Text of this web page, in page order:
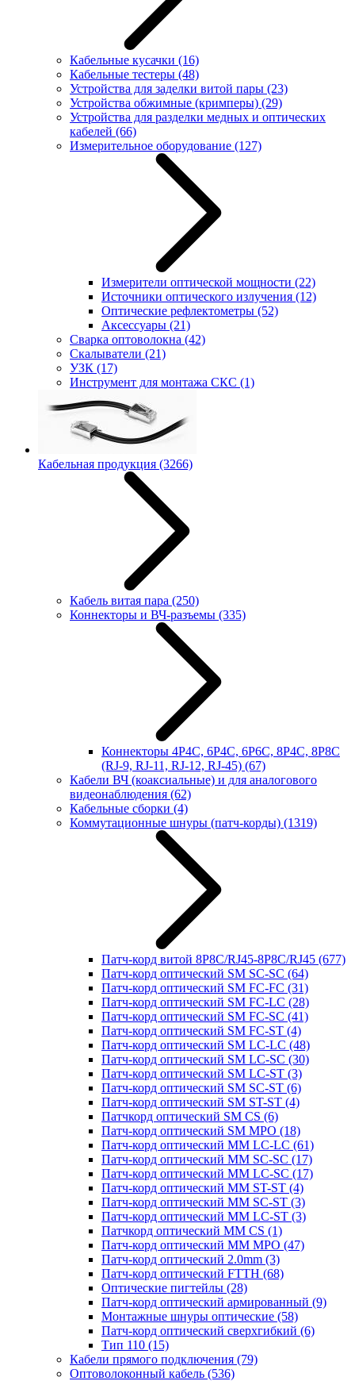
Кабельные кусачки (16)
Кабельные тестеры (48)
Устройства для заделки витой пары (23)
Устройства обжимные (кримперы) (29)
Устройства для разделки медных и оптических
кабелей (66)
Измерительное оборудование (127)
Измерители оптической мощности (22)
Источники оптического излучения (12)
Оптические рефлектометры (52)
Аксессуары (21)
Сварка оптоволокна (42)
Скалыватели (21)
УЗК (17)
Инструмент для монтажа СКС (1)
Кабельная продукция (3266)
Кабель витая пара (250)
Коннекторы и ВЧ-разъемы (335)
Коннекторы 4P4C, 6P4C, 6P6C, 8P4C, 8P8C
(RJ-9, RJ-11, RJ-12, RJ-45) (67)
Кабели ВЧ (коаксиальные) и для аналогового
видеонаблюдения (62)
Кабельные сборки (4)
Коммутационные шнуры (патч-корды) (1319)
Патч-корд витой 8P8C/RJ45-8P8C/RJ45 (677)
Патч-корд оптический SM SC-SC (64)
Патч-корд оптический SM FC-FC (31)
Патч-корд оптический SM FC-LC (28)
Патч-корд оптический SM FC-SC (41)
Патч-корд оптический SM FC-ST (4)
Патч-корд оптический SM LC-LC (48)
Патч-корд оптический SM LC-SC (30)
Патч-корд оптический SM LC-ST (3)
Патч-корд оптический SM SC-ST (6)
Патч-корд оптический SM ST-ST (4)
Патчкорд оптический SM CS (6)
Патч-корд оптический SM MPO (18)
Патч-корд оптический MM LC-LC (61)
Патч-корд оптический MM SC-SC (17)
Патч-корд оптический MM LC-SC (17)
Патч-корд оптический MM ST-ST (4)
Патч-корд оптический MM SC-ST (3)
Патч-корд оптический MM LC-ST (3)
Патчкорд оптический MM CS (1)
Патч-корд оптический MM MPO (47)
Патч-корд оптический 2.0mm (3)
Патч-корд оптический FTTH (68)
Оптические пигтейлы (28)
Патч-корд оптический армированный (9)
Монтажные шнуры оптические (58)
Патч-корд оптический сверхгибкий (6)
Тип 110 (15)
Кабели прямого подключения (79)
Оптоволоконный кабель (536)